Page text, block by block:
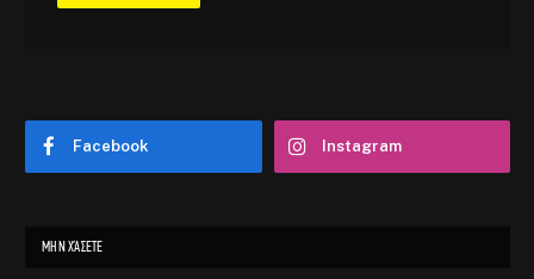
Facebook Instagram
ΜΗΝ ΧΆΣΕΤΕ